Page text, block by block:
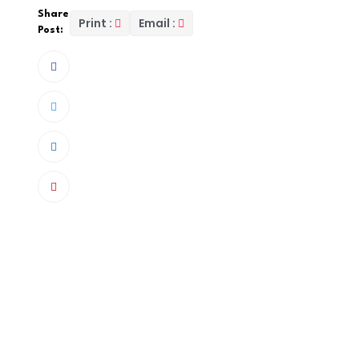
Share
Post:
Print : Email :